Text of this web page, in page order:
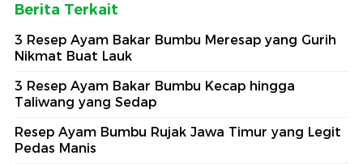
Berita Terkait
3 Resep Ayam Bakar Bumbu Meresap yang Gurih
Nikmat Buat Lauk
3 Resep Ayam Bakar Bumbu Kecap hingga
Taliwang yang Sedap
Resep Ayam Bumbu Rujak Jawa Timur yang Legit
Pedas Manis